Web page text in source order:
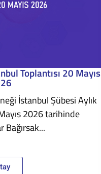
Toplantısı 20 Mayıs
İstanbul Şübesi Aylık
2026 tarihinde
Bağırsak...